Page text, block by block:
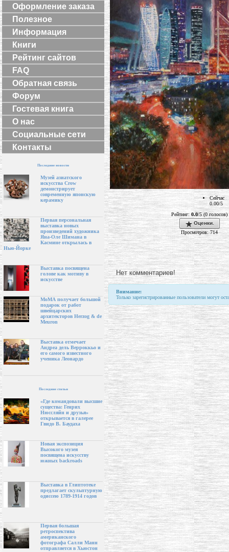
Оформление заказа
Полезное
Информация
Книги
Рейтинг сайтов
FAQ
Обратная связь
Форум
Гостевая книга
О нас
Социальные сети
Контакты
Последние новости
Музей азиатского
искусства Crow
демонстрирует
современную японскую
керамику
Первая персональная
выставка новых
произведений художника
Яна-Оле Шимана в
Касмине открылась в
Нью-Йорке
Выставка посвящена
голове как мотиву в
искусстве
МоМА получает большой
подарок от работ
швейцарских
архитекторов Herzog & de
Meuron
Выставка отмечает
Андреа дель Верроккьо и
его самого известного
ученика Леонардо
Последние статьи
«Где командовали высшие
существа: Генрих
Нюссляйн и друзья»
открывается в галерее
Гвидо В. Баудаха
Новая экспозиция
Высокого музея
посвящена искусству
южных backroads
Выставка в Глиптотеке
предлагает скульптурную
одиссею 1789-1914 годов
Первая большая
ретроспектива
американского
фотографа Салли Манн
отправляется в Хьюстон
Сейчас
0.00/5
Рейтинг: 0.0/5 (0 голосов)
Оценки.
Просмотров: 714
Нет комментариев!
Внимание:
Только зарегистрированные пользователи могут